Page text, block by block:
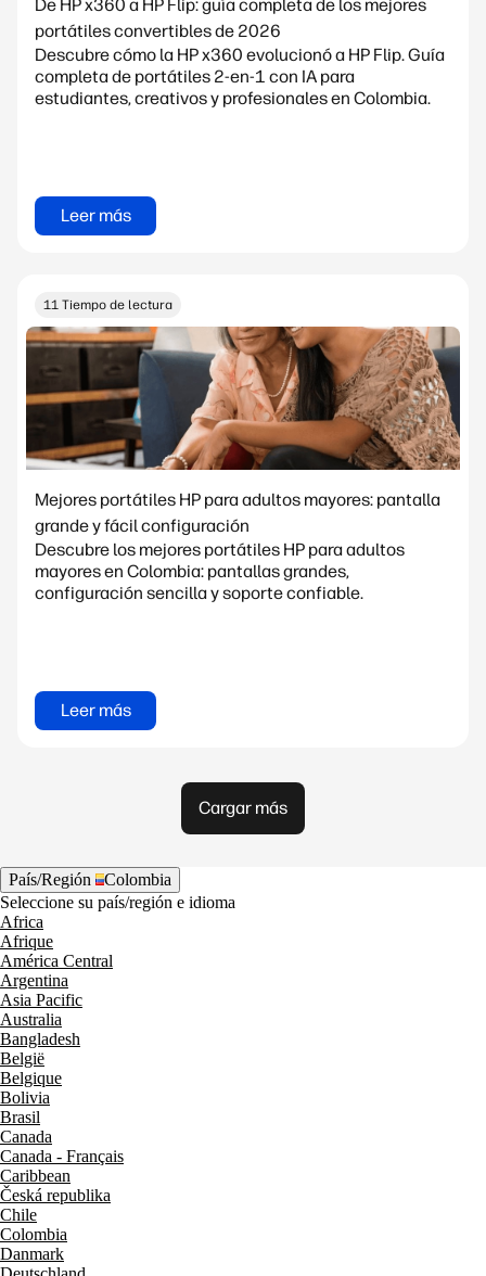
De HP x360 a HP Flip: guía completa de los mejores
portátiles convertibles de 2026
Descubre cómo la HP x360 evolucionó a HP Flip. Guía
completa de portátiles 2-en-1 con IA para
estudiantes, creativos y profesionales en Colombia.
Leer más
11 Tiempo de lectura
Mejores portátiles HP para adultos mayores: pantalla
grande y fácil configuración
Descubre los mejores portátiles HP para adultos
mayores en Colombia: pantallas grandes,
configuración sencilla y soporte confiable.
Leer más
Cargar más
País/Región
Colombia
Seleccione su país/región e idioma
Africa
Afrique
América Central
Argentina
Asia Pacific
Australia
Bangladesh
België
Belgique
Bolivia
Brasil
Canada
Canada - Français
Caribbean
Česká republika
Chile
Colombia
Danmark